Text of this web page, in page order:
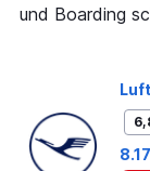
und Boarding